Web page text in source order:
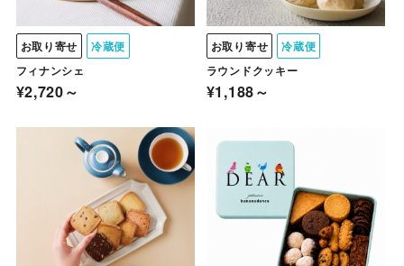
お取り寄せ
冷蔵便
フィナンシェ
¥2,720～
お取り寄せ
冷蔵便
ラウンドクッキー
¥1,188～